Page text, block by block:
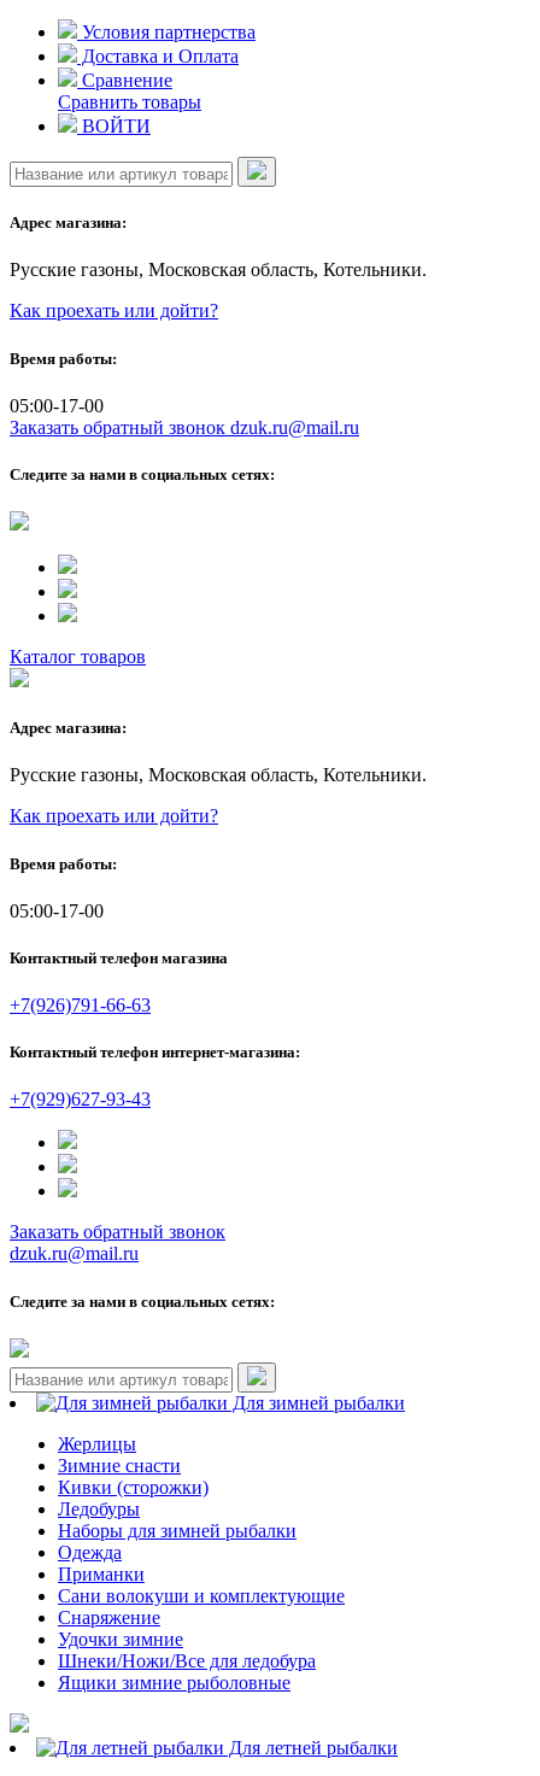
Skip
content
Условия партнерства
Доставка и Оплата
Сравнение
Сравнить товары
ВОЙТИ
Адрес магазина:
Русские газоны, Московская область, Котельники.
Как проехать или дойти?
Время работы:
05:00-17-00
Заказать обратный звонок dzuk.ru@mail.ru
Следите за нами в социальных сетях:
Каталог товаров
Адрес магазина:
Русские газоны, Московская область, Котельники.
Как проехать или дойти?
Время работы:
05:00-17-00
Контактный телефон магазина
+7(926)791-66-63
Контактный телефон интернет-магазина:
+7(929)627-93-43
Заказать обратный звонок
dzuk.ru@mail.ru
Следите за нами в социальных сетях:
Для зимней рыбалки
Жерлицы
Зимние снасти
Кивки (сторожки)
Ледобуры
Наборы для зимней рыбалки
Одежда
Приманки
Сани волокуши и комплектующие
Снаряжение
Удочки зимние
Шнеки/Ножи/Все для ледобура
Ящики зимние рыболовные
Для летней рыбалки